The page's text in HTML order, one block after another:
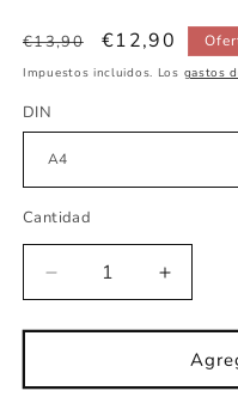
Precio
habitual
€13,90
Precio
de
€12,90
Impuestos incluidos. Los gastos
DIN
Cantidad
Reducir
cantidad
para
infantil
cantidad
para
Lámina
infantil